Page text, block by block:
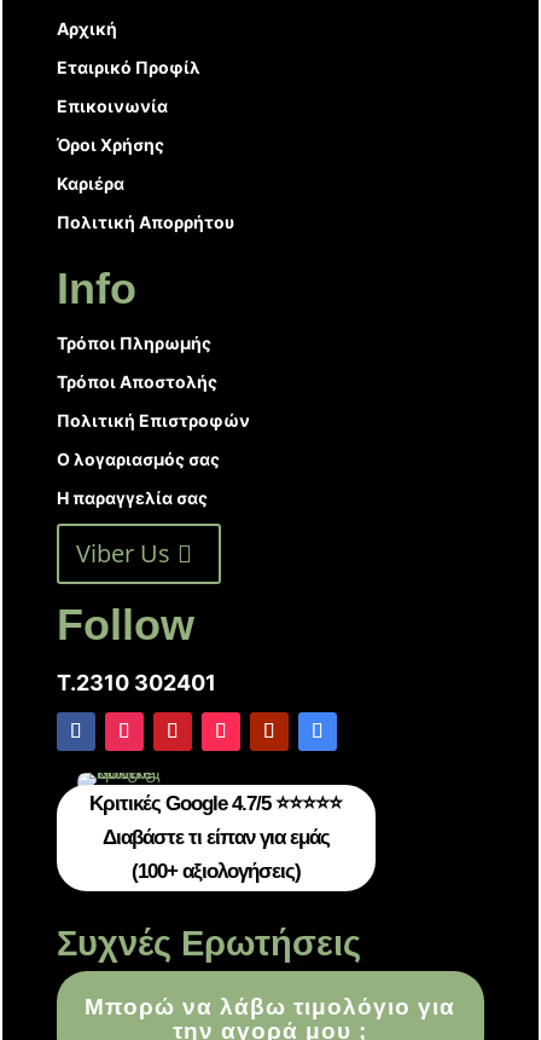
Αρχική
Εταιρικό Προφίλ
Επικοινωνία
Όροι Χρήσης
Καριέρα
Πολιτική Απορρήτου
Info
Τρόποι Πληρωμής
Τρόποι Αποστολής
Πολιτική Επιστροφών
Ο λογαριασμός σας
Η παραγγελία σας
Viber Us
Follow
T.2310 302401
Κριτικές Google 4.7/5 ⭐⭐⭐⭐⭐
Διαβάστε τι είπαν για εμάς
(100+ αξιολογήσεις)
Συχνές Ερωτήσεις
Μπορώ να λάβω τιμολόγιο για
την αγορά μου ;